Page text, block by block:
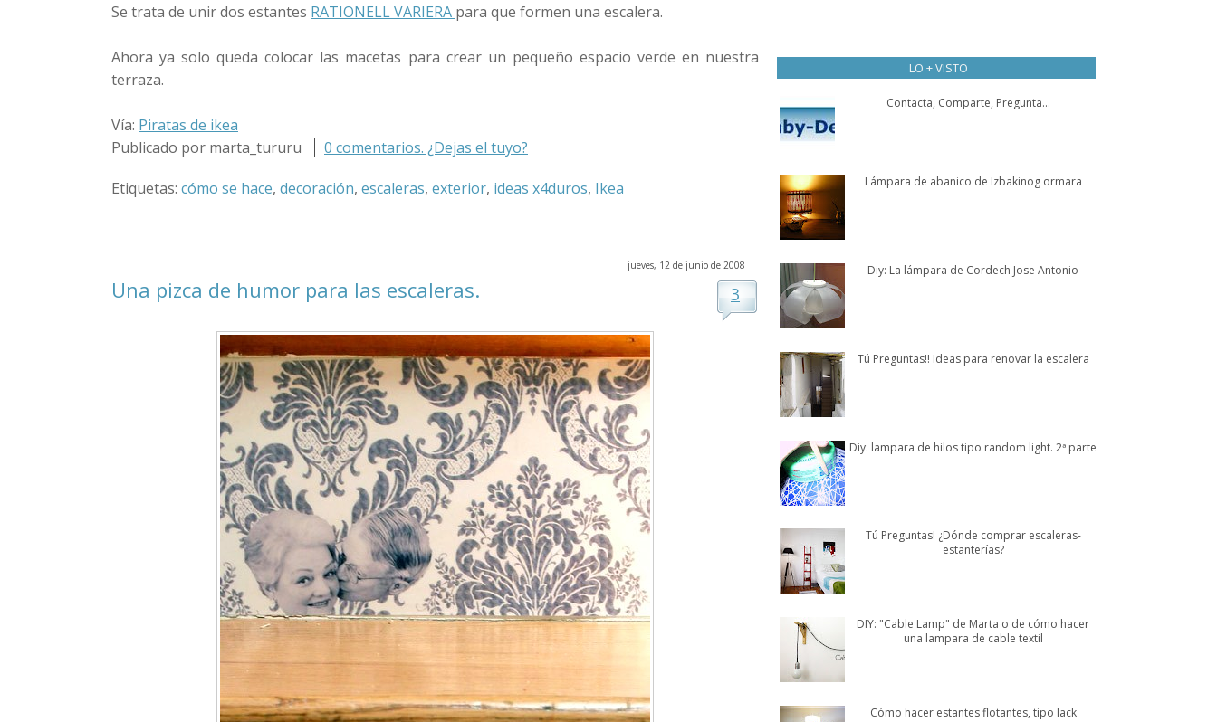
Se trata de unir dos estantes RATIONELL VARIERA para que formen una escalera.
Ahora ya solo queda colocar las macetas para crear un pequeño espacio verde en nuestra
terraza.
Vía: Piratas de ikea
Publicado por marta_tururu
0 comentarios. ¿Dejas el tuyo?
Etiquetas: cómo se hace, decoración, escaleras, exterior, ideas x4duros, Ikea
jueves, 12 de junio de 2008
3
Una pizca de humor para las escaleras.
LO + VISTO
Contacta, Comparte, Pregunta...
Lámpara de abanico de Izbakinog ormara
Diy: La lámpara de Cordech Jose Antonio
Tú Preguntas!! Ideas para renovar la escalera
Diy: lampara de hilos tipo random light. 2ª parte
Tú Preguntas! ¿Dónde comprar escaleras-
estanterías?
DIY: "Cable Lamp" de Marta o de cómo hacer
una lampara de cable textil
Cómo hacer estantes flotantes, tipo lack